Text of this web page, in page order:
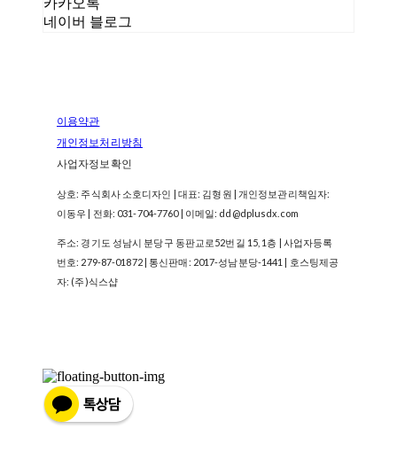
카카오톡
네이버 블로그
이용약관
개인정보처리방침
사업자정보확인
상호: 주식회사 소호디자인 | 대표: 김형원 | 개인정보관리책임자:
이동우 | 전화: 031-704-7760 | 이메일: dd@dplusdx.com
주소: 경기도 성남시 분당구 동판교로52번길 15, 1층 | 사업자등록
번호: 279-87-01872| 통신판매: 2017-성남분당-1441 | 호스팅제공
자: (주)식스샵